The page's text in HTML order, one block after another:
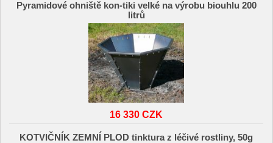
Pyramidové ohniště kon-tiki velké na výrobu biouhlu 200
litrů
16 330 CZK
KOTVIČNÍK ZEMNÍ PLOD tinktura z léčivé rostliny, 50g